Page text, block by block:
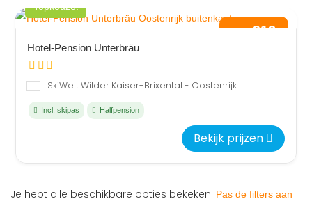
913
Topkeuze!
Hotel-Pension Unterbräu
SkiWelt Wilder Kaiser-Brixental - Oostenrijk
Incl. skipas Halfpension
Bekijk prijzen
Je hebt alle beschikbare opties bekeken. Pas de filters aan